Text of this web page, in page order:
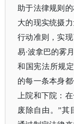
助于法律规则
大的现实统摄
行动准则，实
易·波拿巴的雾
和国宪法所规
的每一条本身
上院和下院：
废除自由。”其